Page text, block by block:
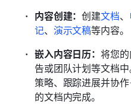
内容创建：创建文档、
记、 演示文稿等内容。
嵌入内容日历：将您
告或团队计划等文档
策略、跟踪进展并协
的文档内完成。